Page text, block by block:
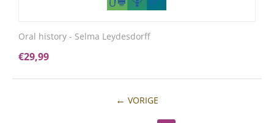
Oral history - Selma Leydesdorff
€29,99
VORIGE